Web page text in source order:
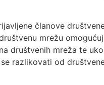
članove
mrežu
društvenih mreža te
razlikovati od